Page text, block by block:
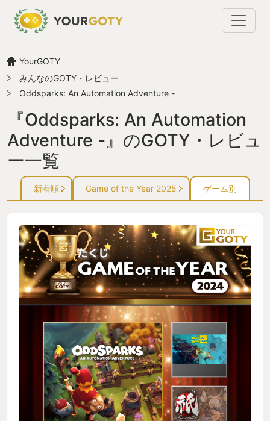
YourGOTY
みんなのGOTY・レビュー
Oddsparks: An Automation Adventure -
『Oddsparks: An Automation
Adventure -』のGOTY・レビュ
ー一覧
新着順 Game of the Year 2025 ゲーム別